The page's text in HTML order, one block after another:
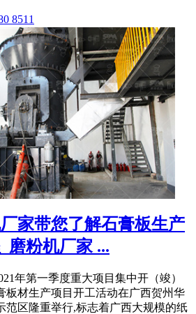
8511
家带您了解石膏板生产
磨粉机厂家 ...
年第一季度重大项目集中开（竣）
板材生产项目开工活动在广西贺州华
范区隆重举行,标志着广西大规模的纸